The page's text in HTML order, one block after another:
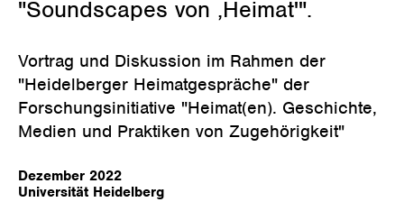
"Soundscapes von ,Heimat'".
Vortrag und Diskussion im Rahmen der
"Heidelberger Heimatgespräche" der
Forschungsinitiative "Heimat(en). Geschichte,
Medien und Praktiken von Zugehörigkeit"
Dezember 2022
Universität Heidelberg